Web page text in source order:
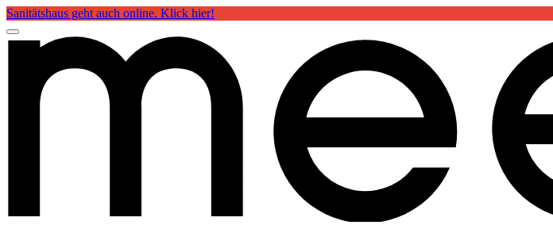
Sanitätshaus geht auch online. Klick hier!